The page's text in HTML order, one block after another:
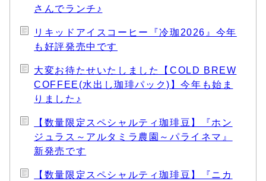
さんでランチ♪
リキッドアイスコーヒー『冷珈2026』今年
も好評発売中です
大変お待たせいたしました【COLD BREW
COFFEE(水出し珈琲パック)】今年も始ま
りました♪
【数量限定スペシャルティ珈琲豆】『ホン
ジュラス～アルタミラ農園～パライネマ』
新発売です
【数量限定スペシャルティ珈琲豆】『ニカ